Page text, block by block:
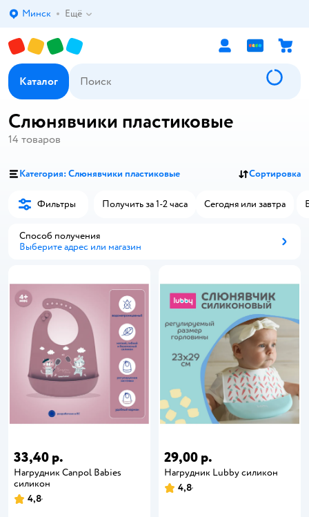
Выбор адреса доставки.
Минск Ещё
Каталог
Слюнявчики пластиковые
14 товаров
Категория: Слюнявчики пластиковые Сортировка
Фильтры Получить за 1-2 часа Сегодня или завтра
Способ получения
Выберите адрес или магазин
33,40 р.
Нагрудник Canpol Babies
силикон
4,8
29,00 р.
Нагрудник Lubby силикон
4,8